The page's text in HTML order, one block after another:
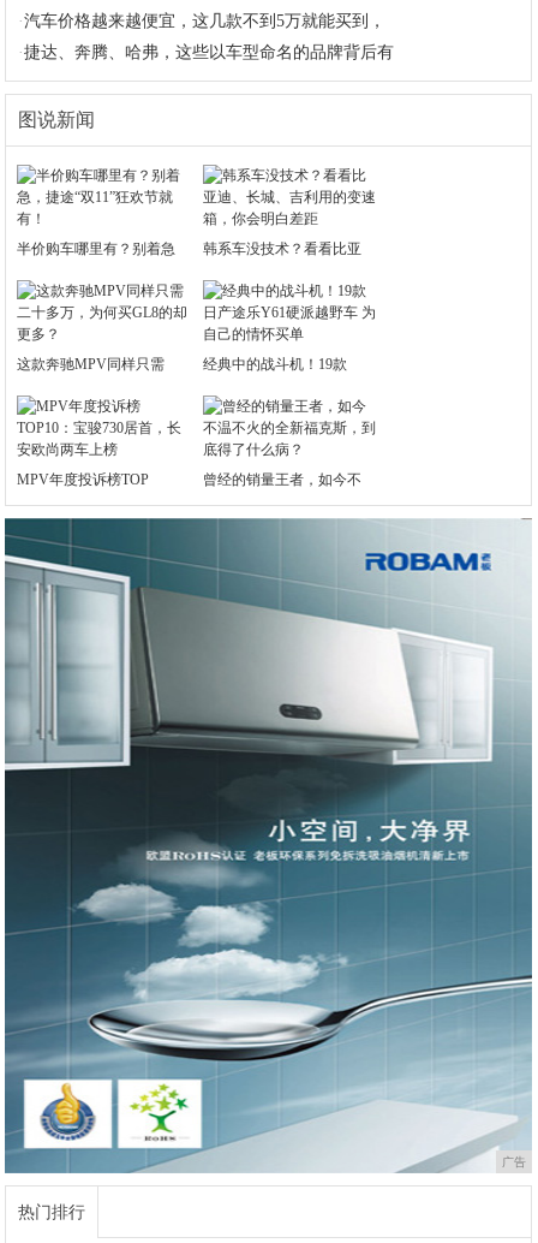
·汽车价格越来越便宜，这几款不到5万就能买到，
·捷达、奔腾、哈弗，这些以车型命名的品牌背后有
图说新闻
半价购车哪里有？别着急 韩系车没技术？看看比亚
这款奔驰MPV同样只需 经典中的战斗机！19款
MPV年度投诉榜TOP 曾经的销量王者，如今不
广告
热门排行